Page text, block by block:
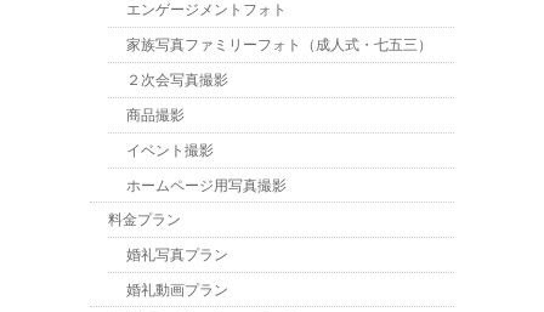
エンゲージメントフォト
家族写真ファミリーフォト（成人式・七五三）
２次会写真撮影
商品撮影
イベント撮影
ホームページ用写真撮影
料金プラン
婚礼写真プラン
婚礼動画プラン